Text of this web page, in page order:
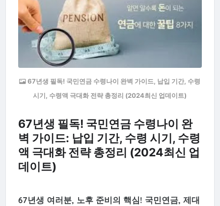
67년생 필독! 국민연금 수령나이 완벽 가이드, 납입 기간, 수령
시기, 수령액 극대화 전략 총정리 (2024최신 업데이트)
67년생 필독! 국민연금 수령나이 완
벽 가이드: 납입 기간, 수령 시기, 수령
액 극대화 전략 총정리 (2024최신 업
데이트)
67년생 여러분, 노후 준비의 핵심! 국민연금, 제대